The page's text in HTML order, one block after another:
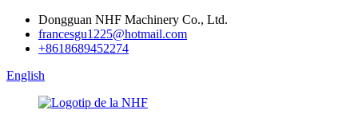
Dongguan NHF Machinery Co., Ltd.
francesgu1225@hotmail.com
+8618689452274
English